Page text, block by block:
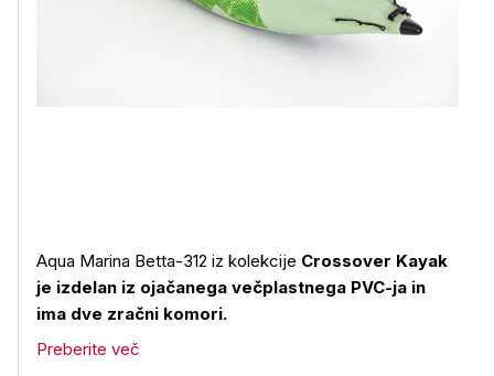
Aqua Marina Betta-312 iz kolekcije Crossover Kayak
je izdelan iz ojačanega večplastnega PVC-ja in
ima dve zračni komori.
Preberite več